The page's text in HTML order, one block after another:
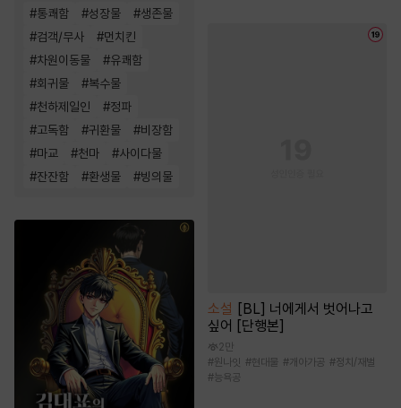
#통쾌함 #성장물 #생존물
#검객/무사 #먼치킨
#차원이동물 #유쾌함
#회귀물 #복수물
#천하제일인 #정파
#고독함 #귀환물 #비장함
#마교 #천마 #사이다물
#잔잔함 #환생물 #빙의물
소설 [BL] 너에게서 벗어나고
싶어 [단행본]
2만
#원나잇 #현대물 #개아가공 #정치/재벌
#능욕공